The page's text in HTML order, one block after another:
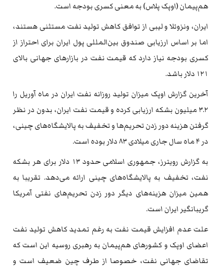
هم‌پیمان (اوپک پلاس) به معنی کسری بودجه است.
ایران، ونزوئلا و لیبی از توافق کاهش تولید نفت مستثنی هستند،
اما بر اساس ارزیابی صندوق بین‌المللی پول ایران برای احتراز از
کسری بودجه نیاز دارد که قیمت نفت در بازارهای جهانی بالای
۱۲۱ دلار باشد.
آخرین گزارش اوپک میزان تولید روزانه نفت ایران در ماه آوریل را
۳.۲ میلیون بشکه ارزیابی کرده و قیمت نفت ایران، بدون در نظر
گرفتن هزینه دور زدن تحریم‌ها و تخفیف به پالایشگاه‌های چینی،
در ۴ ماه سال جاری میلادی ۸۳ دلار بوده است.
به گزارش رویترز، جمهوری اسلامی حدود ۱۳ دلار برای هر بشکه
نفت، تخفیف به پالایشگاه‌های چینی ارائه می‌دهد. تقریبا به
همین میزان هزینه‌های دیگر دور زدن تحریم‌های نفتی آمریکا
گریبانگیر ایران است.
علت عدم افزایش قیمت نفت به رغم تمدید کاهش تولید نفت
اعضای اوپک و کشورهای هم‌پیمان به رهبری روسیه این است که
تقاضای جهانی نفت، خصوصا از طرف چین ضعیف است و